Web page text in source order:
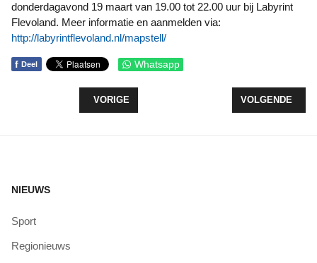
donderdagavond 19 maart van 19.00 tot 22.00 uur bij Labyrint
Flevoland. Meer informatie en aanmelden via:
http://labyrintflevoland.nl/mapstell/
f Deel Whatsapp
VORIG ARTIKEL: OPENING SLUIZENCOMPLEX
VORIGE VOLGENDE
VOLGENDE
NIEUWS
Sport
Regionieuws